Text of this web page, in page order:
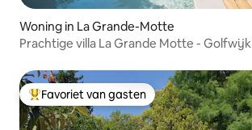
Woning in La Grande-Motte
Prachtige villa La Grande Motte - Golfwijk
Topfavoriet van gasten
Favoriet van gasten